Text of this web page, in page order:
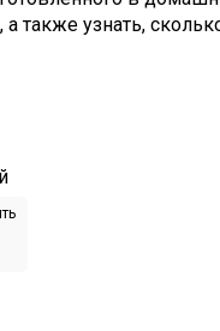
узнать,